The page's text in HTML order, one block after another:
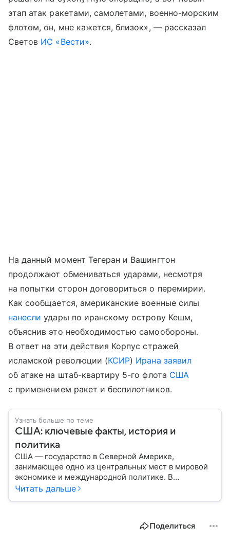
этап атак ракетами, самолетами, военно-морским
флотом, он, мне кажется, близок», — рассказал
Светов ИС «Вести».
На данный момент Тегеран и Вашингтон
продолжают обмениваться ударами, несмотря
на попытки сторон договориться о перемирии.
Как сообщается, американские военные силы
нанесли удары по иранскому острову Кешм,
объяснив это необходимостью самообороны.
В ответ на эти действия Корпус стражей
исламской революции (КСИР) Ирана заявил
об атаке на штаб-квартиру 5-го флота США
с применением ракет и беспилотников.
Узнать больше по теме
США: ключевые факты, история и
политика
США — государство в Северной Америке,
занимающее одно из центральных мест в мировой
экономике и международной политике. В
материале — основные сведения об этой стране.
Читать дальше
Поделиться